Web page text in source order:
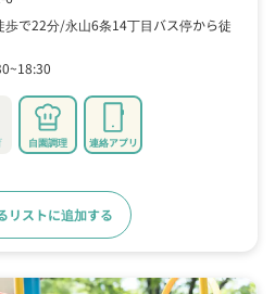
歩で22分 永山6条14丁目バス停から徒
自園調理 連絡アプリ
リストに追加する